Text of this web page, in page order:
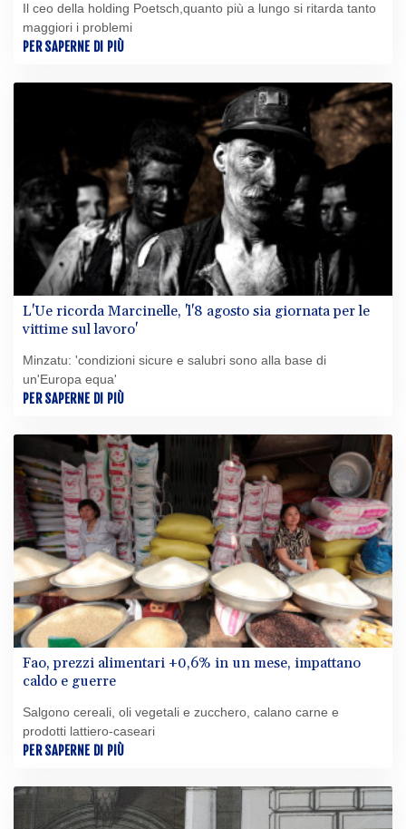
Il ceo della holding Poetsch,quanto più a lungo si ritarda tanto
maggiori i problemi
PER SAPERNE DI PIÙ
L'Ue ricorda Marcinelle, 'l'8 agosto sia giornata per le
vittime sul lavoro'
Minzatu: 'condizioni sicure e salubri sono alla base di
un'Europa equa'
PER SAPERNE DI PIÙ
Fao, prezzi alimentari +0,6% in un mese, impattano
caldo e guerre
Salgono cereali, oli vegetali e zucchero, calano carne e
prodotti lattiero-caseari
PER SAPERNE DI PIÙ